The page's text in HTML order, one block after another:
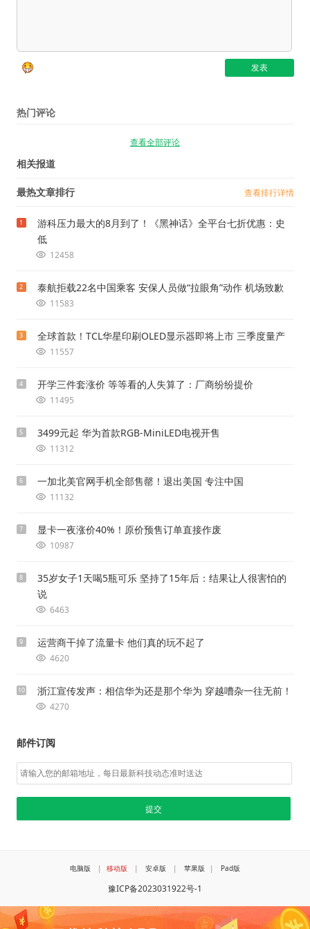
热门评论
查看全部评论
相关报道
最热文章排行 查看排行详情
1
游科压力最大的8月到了！《黑神话》全平台七折优惠：史
低
12458
2 泰航拒载22名中国乘客 安保人员做“拉眼角”动作 机场致歉
11583
3 全球首款！TCL华星印刷OLED显示器即将上市 三季度量产
11557
4 开学三件套涨价 等等看的人失算了：厂商纷纷提价
11495
5 3499元起 华为首款RGB-MiniLED电视开售
11312
6 一加北美官网手机全部售罄！退出美国 专注中国
11132
7 显卡一夜涨价40%！原价预售订单直接作废
10987
8
35岁女子1天喝5瓶可乐 坚持了15年后：结果让人很害怕的
说
6463
9 运营商干掉了流量卡 他们真的玩不起了
4620
10 浙江宣传发声：相信华为还是那个华为 穿越嘈杂一往无前！
4270
邮件订阅
电脑版 | 移动版 | 安卓版 | 苹果版 | Pad版
豫ICP备2023031922号-1